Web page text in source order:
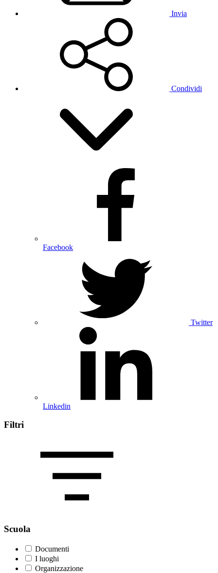
Invia
Condividi
Facebook
Twitter
Linkedin
Filtri
Scuola
Documenti
I luoghi
Organizzazione